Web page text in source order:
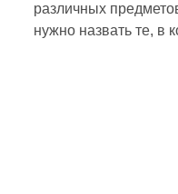
различных
нужно назвать те, в